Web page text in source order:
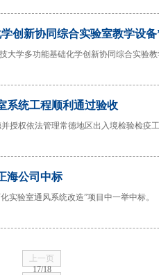
创新协同综合实验室教学设
大学多功能基础化学创新协同综合实验
系统工程顺利通过验收
授权依法管理常德地区出入境检验检疫
海公司中标
实验室通风系统改造”项目中一举中标
上一页
17/18